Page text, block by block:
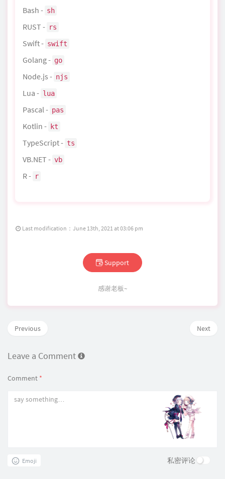
Bash - sh
RUST - rs
Swift - swift
Golang - go
Node.js - njs
Lua - lua
Pascal - pas
Kotlin - kt
TypeScript - ts
VB.NET - vb
R - r
Last modification：June 13th, 2021 at 03:06 pm
Support
感谢老板~
Next
Previous
Leave a Comment
Comment *
Emoji 私密评论